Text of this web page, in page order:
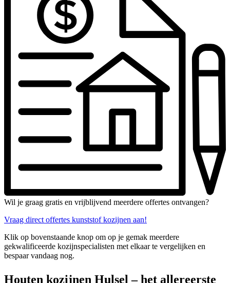
Wil je graag gratis en vrijblijvend meerdere offertes ontvangen?
Vraag direct offertes kunststof kozijnen aan!
Klik op bovenstaande knop om op je gemak meerdere
gekwalificeerde kozijnspecialisten met elkaar te vergelijken en
bespaar vandaag nog.
Houten kozijnen Hulsel – het allereerste